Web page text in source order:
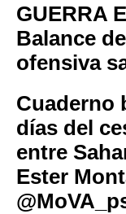
GUERRA
Balance
ofensiva
Cuaderno
días del
entre
Ester